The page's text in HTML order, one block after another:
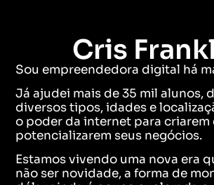
Cris
Sou empreendedora digital há
Já ajudei mais de 35 mil alunos,
diversos tipos, idades e
o poder da internet para criarem
potencializarem seus negócios.
Estamos vivendo uma nova era
não ser novidade, a forma de